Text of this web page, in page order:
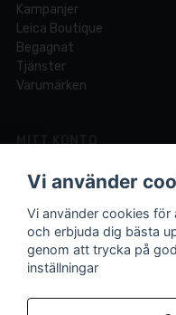
Kampanjer
Leica Boutique
Begagnat
Tjänster
Varumärken
MITT KONTO
Logga in
Registrera dig
Glömt lösenord?
Vi är experter på foto
Vi använder
Vi använder cookies
och erbjuda dig bästa
genom att trycka på
inställningar